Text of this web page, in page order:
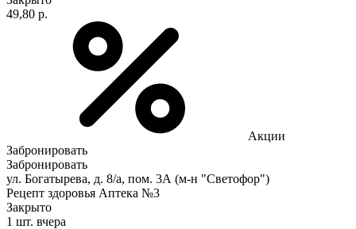
49,80 р.
Акции
Забронировать
Забронировать
ул. Богатырева, д. 8/а, пом. 3А (м-н "Светофор")
Рецепт здоровья Аптека №3
Закрыто
1 шт. вчера